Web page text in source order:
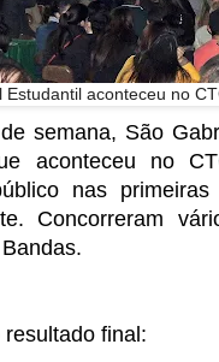
Estudantil aconteceu no
semana, São
aconteceu no
nas
Concorreram
final: